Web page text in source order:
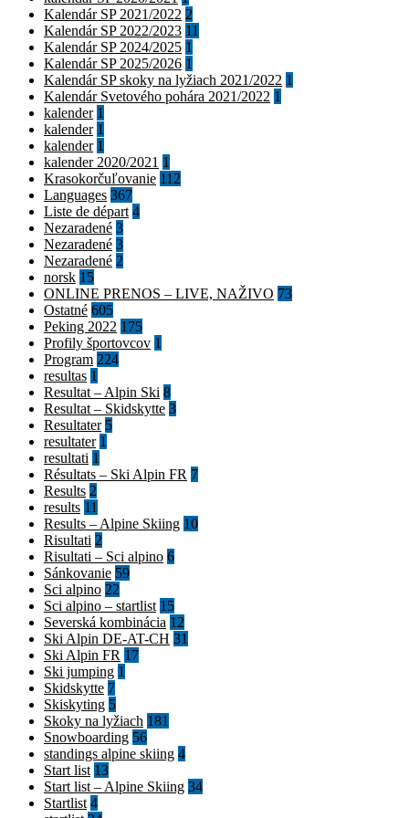
Kalendár SP 2021/2022 2
Kalendár SP 2022/2023 11
Kalendár SP 2024/2025 1
Kalendár SP 2025/2026 1
Kalendár SP skoky na lyžiach 2021/2022 1
Kalendár Svetového pohára 2021/2022 1
kalender 1
kalender 1
kalender 1
kalender 2020/2021 1
Krasokorčuľovanie 112
Languages 367
Liste de départ 4
Nezaradené 3
Nezaradené 3
Nezaradené 2
norsk 15
ONLINE PRENOS – LIVE, NAŽIVO 73
Ostatné 605
Peking 2022 175
Profily športovcov 1
Program 224
resultas 1
Resultat – Alpin Ski 8
Resultat – Skidskytte 3
Resultater 5
resultater 1
resultati 1
Résultats – Ski Alpin FR 7
Results 2
results 11
Results – Alpine Skiing 10
Risultati 2
Risultati – Sci alpino 6
Sánkovanie 59
Sci alpino 22
Sci alpino – startlist 15
Severská kombinácia 12
Ski Alpin DE-AT-CH 31
Ski Alpin FR 17
Ski jumping 1
Skidskytte 7
Skiskyting 5
Skoky na lyžiach 181
Snowboarding 56
standings alpine skiing 4
Start list 13
Start list – Alpine Skiing 34
Startlist 4